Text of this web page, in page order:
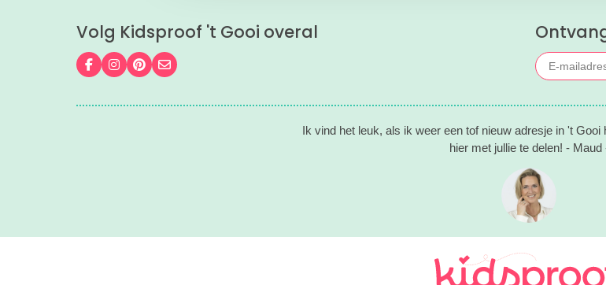
Volg Kidsproof 't Gooi overal
Volg ons op Facebook
Volg ons op Instagram
Volg ons op Pinterest
Mail ons
Ik vind het leuk, als ik weer een tof nieuw adresje in 't
hier met jullie te delen! - Maud